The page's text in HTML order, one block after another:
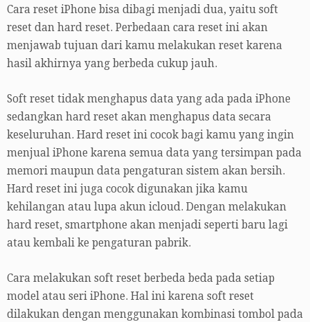
Cara reset iPhone bisa dibagi menjadi dua, yaitu soft
reset dan hard reset. Perbedaan cara reset ini akan
menjawab tujuan dari kamu melakukan reset karena
hasil akhirnya yang berbeda cukup jauh.
Soft reset tidak menghapus data yang ada pada iPhone
sedangkan hard reset akan menghapus data secara
keseluruhan. Hard reset ini cocok bagi kamu yang ingin
menjual iPhone karena semua data yang tersimpan pada
memori maupun data pengaturan sistem akan bersih.
Hard reset ini juga cocok digunakan jika kamu
kehilangan atau lupa akun icloud. Dengan melakukan
hard reset, smartphone akan menjadi seperti baru lagi
atau kembali ke pengaturan pabrik.
Cara melakukan soft reset berbeda beda pada setiap
model atau seri iPhone. Hal ini karena soft reset
dilakukan dengan menggunakan kombinasi tombol pada